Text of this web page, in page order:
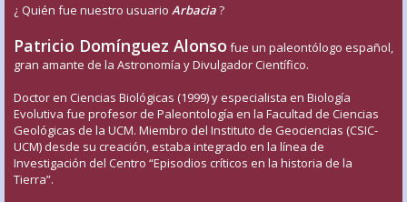
¿ Quién fue nuestro usuario Arbacia?
Patricio Domínguez Alonso fue un paleontólogo español,
gran amante de la Astronomía y Divulgador Científico.
Doctor en Ciencias Biológicas (1999) y especialista en Biología
Evolutiva fue profesor de Paleontología en la Facultad de Ciencias
Geológicas de la UCM. Miembro del Instituto de Geociencias (CSIC-
UCM) desde su creación, estaba integrado en la línea de
Investigación del Centro “Episodios críticos en la historia de la
Tierra”.